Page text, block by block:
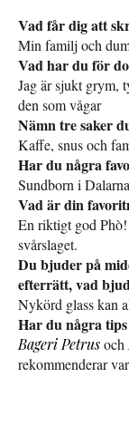
Vad får dig att
Min familj och
Vad har du för
Jag är sjukt grym,
den som vågar
Nämn tre saker
Kaffe, snus och
Har du några
Sundborn i
Vad är din
En riktigt god
svårslaget.
Du bjuder på
efterrätt, vad
Nykörd glass kan
Har du några
Bageri Petrusoch
rekommenderar